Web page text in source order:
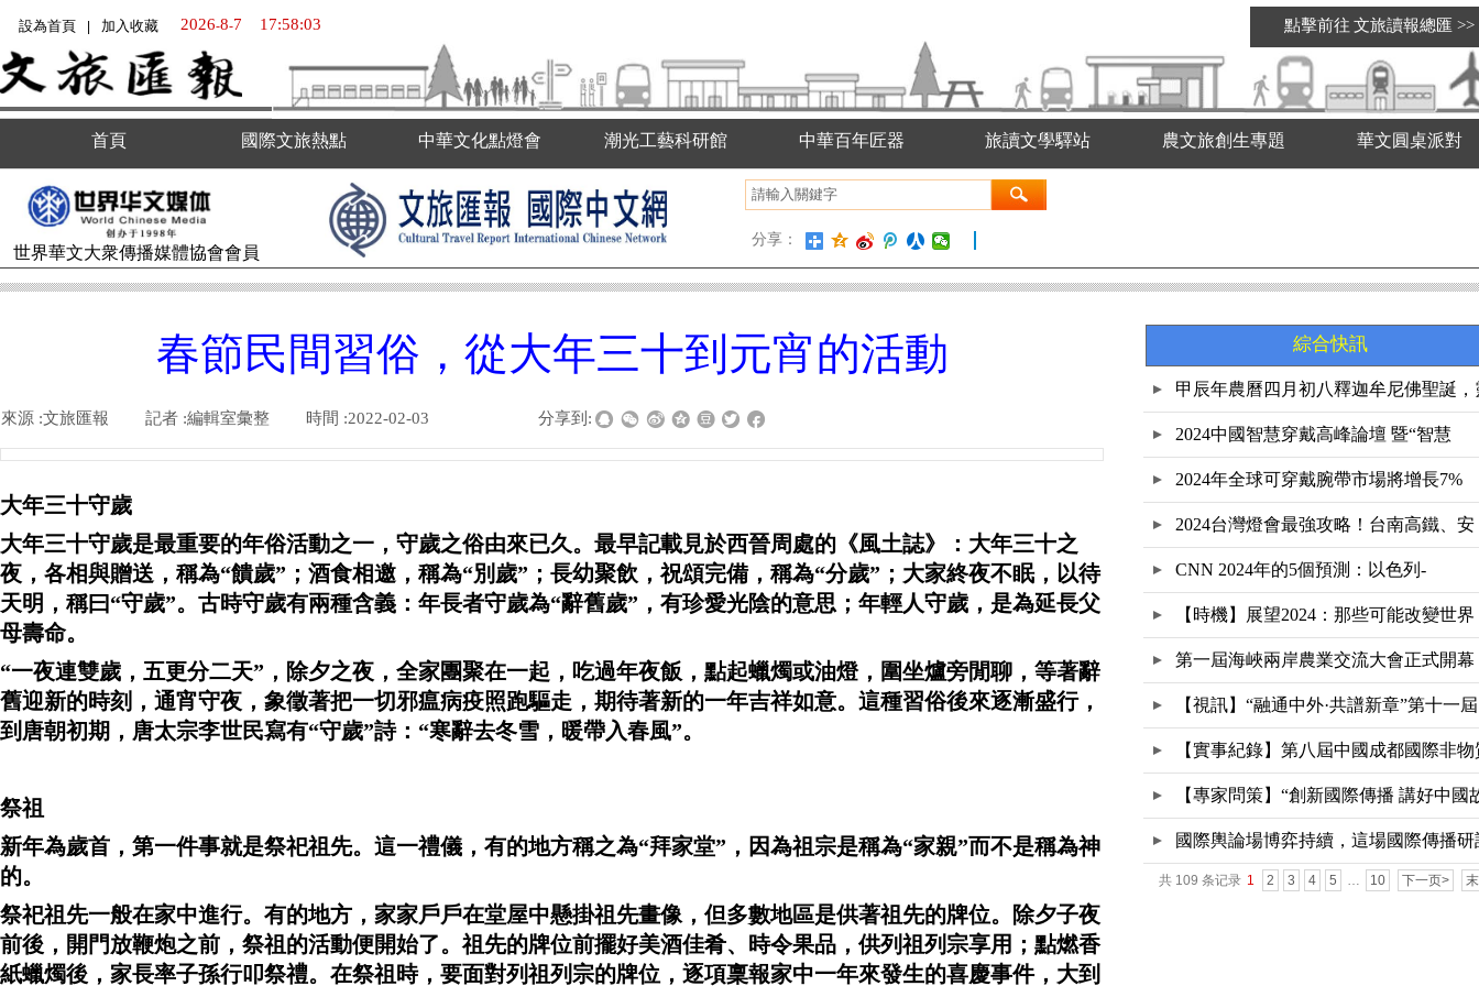
點擊前往 文旅讀報總匯 >>
首頁 國際文旅熱點 中華文化點燈會 潮光工藝科研館 中華百年匠器 旅讀文學驛站 農文旅創生專題 華文圓桌派對
2026-8-7 17:58:03
設為首頁 加入收藏
分享：
世界華文大衆傳播媒體協會會員
綜合快訊
甲辰年農曆四月初八釋迦牟尼佛聖誕，
鷲
2024中國智慧穿戴高峰論壇 暨“智慧
2024年全球可穿戴腕帶市場將增長7%
2024台灣燈會最強攻略！台南高鐵、安
CNN 2024年的5個預測：以色列-
【時機】展望2024：那些可能改變世界
第一屆海峽兩岸農業交流大會正式開幕
【視訊】“融通中外·共譜新章”第十一屆
【實事紀錄】第八屆中國成都國際非物
文
【專家問策】“創新國際傳播 講好中國
國際輿論場博弈持續，這場國際傳播研
會
共 109 条记录 1 2 3 4 5 … 10 下一页>
春節民間習俗，從大年三十到元宵的活動
來源 :文旅匯報 記者 :編輯室彙整 時間 :2022-02-03 分享到:
大年三十守歲
大年三十守歲是最重要的年俗活動之一，守歲之俗由來已久。最早記載見於西晉周處的《風土誌》： 大年三十之
夜，各相與贈送，稱為“饋歲”；酒食相邀，稱為“別歲”；長幼聚飲，祝頌完備，稱為“分歲”；大家終夜不眠，以待
天明，稱曰“守歲”。古時守歲有兩種含義：年長者守歲為“辭舊歲”，有珍愛光陰的意思；年輕人守歲，是為延長父
母壽命。
“一夜連雙歲，五更分二天”，除夕之夜，全家團聚在一起，吃過年夜飯，點起蠟燭或油燈，圍坐爐旁閒聊，等著辭
舊迎新的時刻，通宵守夜，象徵著把一切邪瘟病疫照跑驅走，期待著新的一年吉祥如意。這種習俗後來逐漸盛行，
到唐朝初期，唐太宗李世民寫有“守歲”詩：“寒辭去冬雪，暖帶入春風”。
祭祖
新年為歲首，第一件事就是祭祀祖先。這一禮儀，有的地方稱之為“拜家堂”，因為祖宗是稱為“家親”而不是稱為神
的。
祭祀祖先一般在家中進行。有的地方，家家戶戶在堂屋中懸掛祖先畫像，但多數地區是供著祖先的牌位。除夕子夜
前後，開門放鞭炮之前，祭祖的活動便開始了。祖先的牌位前擺好美酒佳肴、時令果品，供列祖列宗享用；點燃香
紙蠟燭後，家長率子孫行叩祭禮。在祭祖時，要面對列祖列宗的牌位，逐項稟報家中一年來發生的喜慶事件，大到